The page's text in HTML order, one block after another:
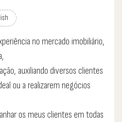
no mercado imobiliário,
auxiliando diversos clientes
ou a realizarem negócios
os meus clientes em todas